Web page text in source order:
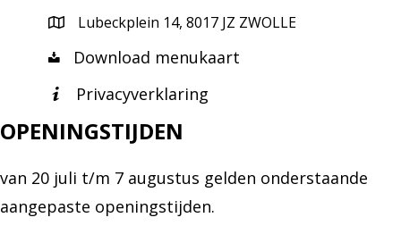
Lubeckplein 14, 8017 JZ ZWOLLE
Download menukaart
Privacyverklaring
OPENINGSTIJDEN
van 20 juli t/m 7 augustus gelden onderstaande
aangepaste openingstijden.